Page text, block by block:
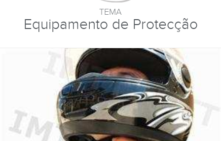
TEMA
Equipamento de Protecção